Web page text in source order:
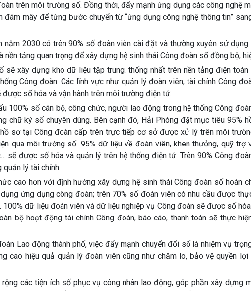
trên môi trường số. Đồng thời, đẩy mạnh ứng dụng các công nghệ
mây để từng bước chuyển từ “ứng dụng công nghệ thông tin”
năm 2030 có trên 90% số đoàn viên cài đặt và thường xuyên sử dụng
tảng quan trọng để xây dựng hệ sinh thái Công đoàn số đồng bộ,
sẽ xây dựng kho dữ liệu tập trung, thống nhất trên nền tảng điện toán
Công đoàn. Các lĩnh vực như quản lý đoàn viên, tài chính Công
số hóa và vận hành trên môi trường điện tử.
100% số cán bộ, công chức, người lao động trong hệ thống Công
chữ ký số chuyên dùng. Bên cạnh đó, Hải Phòng đặt mục tiêu 95%
sơ tại Công đoàn cấp trên trực tiếp cơ sở được xử lý trên môi
qua môi trường số. 95% dữ liệu về đoàn viên, khen thưởng, quỹ trợ
sẽ được số hóa và quản lý trên hệ thống điện tử. Trên 90% Công
lý tài chính.
cao hơn với định hướng xây dựng hệ sinh thái Công đoàn số hoàn
ứng dụng công đoàn; trên 70% số đoàn viên có nhu cầu được
dữ liệu đoàn viên và dữ liệu nghiệp vụ Công đoàn sẽ được số
bộ hoạt động tài chính Công đoàn, báo cáo, thanh toán sẽ thực
Lao động thành phố, việc đẩy mạnh chuyển đổi số là nhiệm vụ
cao hiệu quả quản lý đoàn viên cũng như chăm lo, bảo vệ quyền lợi
các tiện ích số phục vụ công nhân lao động, góp phần xây dựng